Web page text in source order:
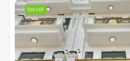
TIN VIP